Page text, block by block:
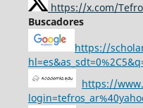
https://x.com/
Buscadores
https://
https://